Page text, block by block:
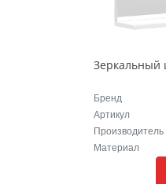
Бренд
Артикул
Производитель
Материал